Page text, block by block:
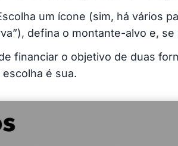
um ícone (sim, há vários
defina o montante-alvo e,
financiar o objetivo de duas
é sua.